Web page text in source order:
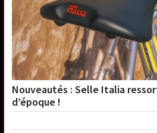
Nouveautés : Selle Italia
d’époque !